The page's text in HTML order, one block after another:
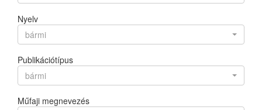
Nyelv
bármi
Publikációtípus
bármi
Műfaji megnevezés